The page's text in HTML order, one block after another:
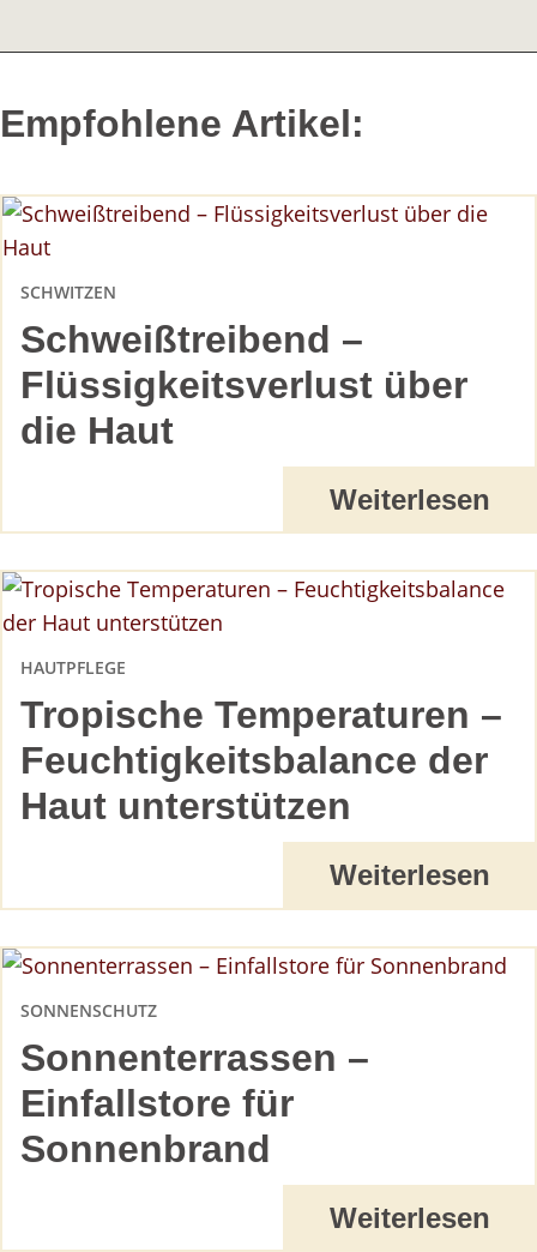
Empfohlene Artikel:
Schweißtreibend –
Flüssigkeitsverlust über
die Haut
SCHWITZEN
Weiterlesen
Tropische Temperaturen –
Feuchtigkeitsbalance der
Haut unterstützen
HAUTPFLEGE
Weiterlesen
Sonnenterrassen –
Einfallstore für
Sonnenbrand
SONNENSCHUTZ
Weiterlesen